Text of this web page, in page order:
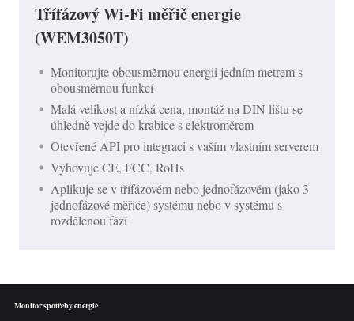
Třífázový Wi-Fi měřič energie
(WEM3050T)
Monitorujte obousměrnou energii jedním metrem s
obousměrnou funkcí
Malá velikost a nízká cena, montáž na DIN lištu se
úhledně vejde do krabice s elektroměrem
Otevřené API pro integraci s vaším vlastním serverem
Vyhovuje CE, FCC, RoHs
Aplikuje se v třífázovém nebo jednofázovém (jako 3
jednofázové měřiče) systému nebo v systému s
rozdělenou fází
Monitor spotřeby energie